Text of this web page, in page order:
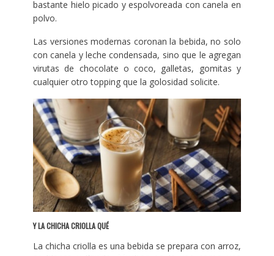
bastante hielo picado y espolvoreada con canela en
polvo.
Las versiones modernas coronan la bebida, no solo
con canela y leche condensada, sino que le agregan
virutas de chocolate o coco, galletas, gomitas y
cualquier otro topping que la golosidad solicite.
Y LA CHICHA CRIOLLA QUÉ
La chicha criolla es una bebida se prepara con arroz,